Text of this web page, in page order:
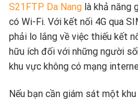
S21FTP Da Nang là khả năng
có Wi-Fi. Với kết nối 4G qua
phải lo lắng về việc thiếu kết
hữu ích đối với những người
khu vực không có mạng
Nếu bạn cần giám sát một